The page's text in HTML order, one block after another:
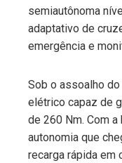
semiautônoma
adaptativo de
emergência e
Sob o assoalho
elétrico capaz de
de 260 Nm. Com
autonomia que
recarga rápida em